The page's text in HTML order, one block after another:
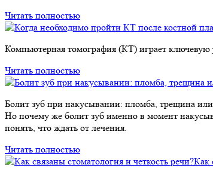
Читать полностью
Компьютерная томография (КТ) играет
Читать полностью
Болит зуб при накусывании: пломба, трещина или
Но почему же болит зуб именно в момент
понять, что ждать от лечения.
Читать полностью
Как